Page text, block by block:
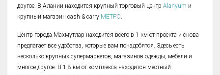
другое. В Алании находится крупный торговый центр Alanyum и
крупный магазин cash & carry МЕТРО.
Центр города Махмутлар находится всего в 1 км от проекта и снова
предлагает все удобства, которые вам понадобятся. Здесь есть
несколько крупных супермаркетов, магазинов одежды, мебели и
многое другое. В 1,8 км от комплекса находится местный